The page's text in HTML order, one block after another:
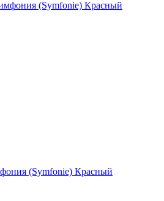
(Symfonie) Красный